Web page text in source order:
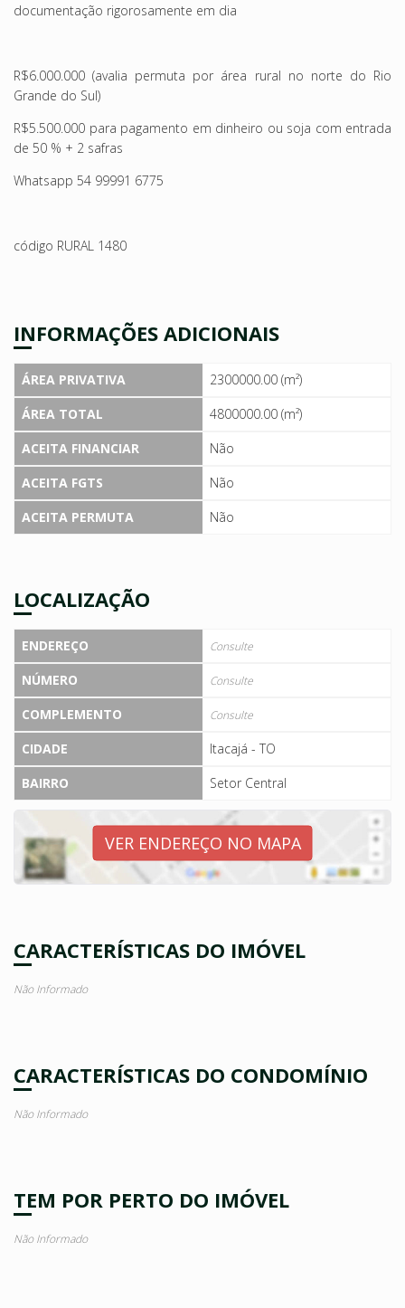
documentação rigorosamente em dia
R$6.000.000 (avalia permuta por área rural no norte do Rio
Grande do Sul)
R$5.500.000 para pagamento em dinheiro ou soja com entrada
de 50 % + 2 safras
Whatsapp 54 99991 6775
código RURAL 1480
INFORMAÇÕES ADICIONAIS
ÁREA PRIVATIVA
2300000.00 (m²)
ÁREA TOTAL
4800000.00 (m²)
ACEITA FINANCIAR
Não
ACEITA FGTS
Não
ACEITA PERMUTA
Não
LOCALIZAÇÃO
ENDEREÇO Consulte
NÚMERO Consulte
COMPLEMENTO Consulte
CIDADE
Itacajá - TO
BAIRRO
Setor Central
VER ENDEREÇO NO MAPA
CARACTERÍSTICAS DO IMÓVEL
Não Informado
CARACTERÍSTICAS DO CONDOMÍNIO
Não Informado
TEM POR PERTO DO IMÓVEL
Não Informado